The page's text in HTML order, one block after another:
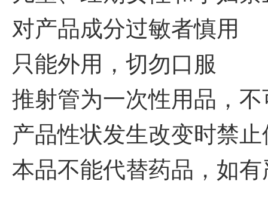
对产品成分过敏者慎用
只能外用，切勿口服
推射管为一次性用品，
产品性状发生改变时禁
本品不能代替药品，如